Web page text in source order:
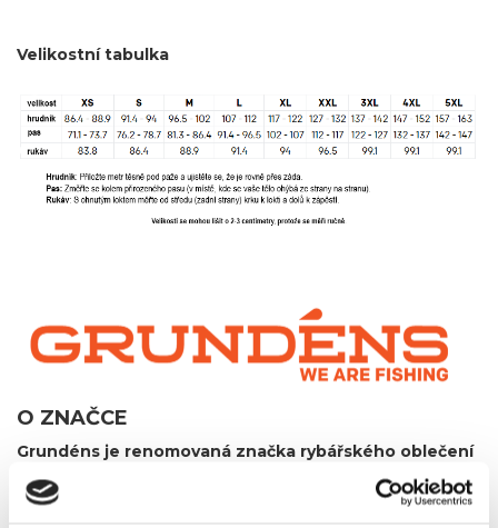
Velikostní tabulka
O ZNAČCE
Grundéns je renomovaná značka rybářského oblečení
Pochází ze Švédska a je známá svou odolností a